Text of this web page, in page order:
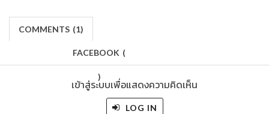
COMMENTS (1)
FACEBOOK (
)
เข้าสู่ระบบเพื่อแสดงความคิดเห็น
LOG IN